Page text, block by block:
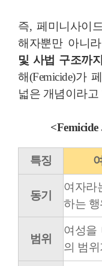
즉, 페미니사이
해자뿐만 아니
및 사법 구조까
해(Femicide)가
넓은 개념이라
특징
동기
여자라
하는 행
범위
여성을
의 범